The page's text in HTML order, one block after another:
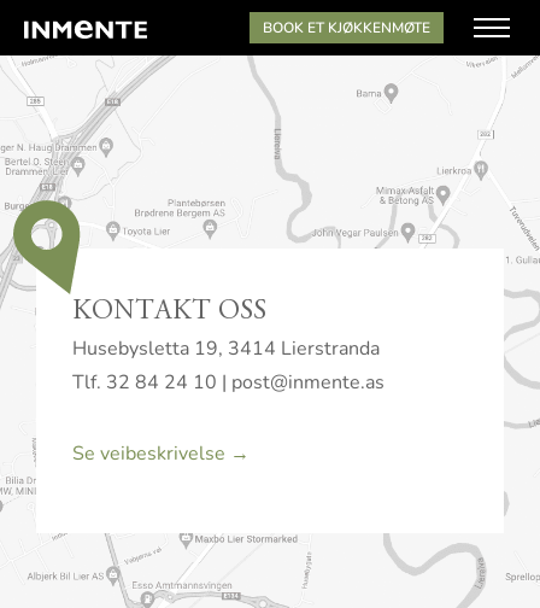
BOOK ET KJØKKENMØTE
KONTAKT OSS
Husebysletta 19, 3414 Lierstranda
Tlf. 32 84 24 10 | post@inmente.as
Se veibeskrivelse →